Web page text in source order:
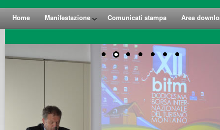
Home Manifestazione Comunicati stampa Area